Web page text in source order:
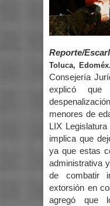
Reporte/
Toluca,
Consejería
explicó
menores de
LIX
implica que
ya que estas
administrativa
de combatir
extorsión en
agregó que